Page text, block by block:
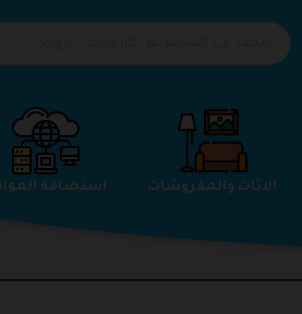
الاثاث والمفروشات الاحذية